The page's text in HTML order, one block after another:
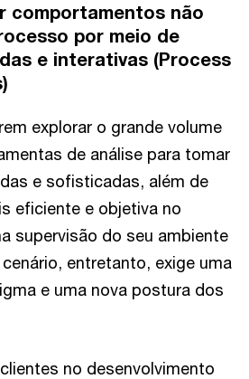
comportamentos não
por meio de
e interativas (Process
explorar o grande volume
de análise para tomar
e sofisticadas, além de
eficiente e objetiva no
supervisão do seu ambiente
entretanto, exige uma
e uma nova postura dos
no desenvolvimento